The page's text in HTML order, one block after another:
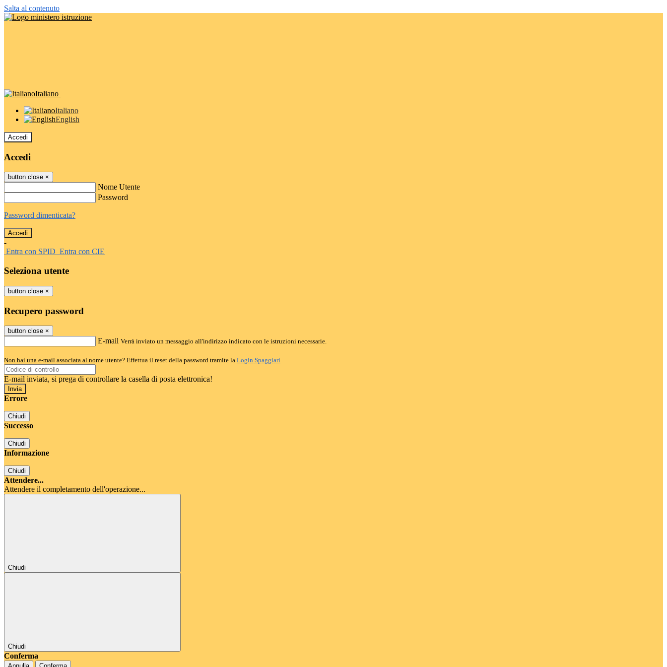
Salta al contenuto
Italiano
Italiano
English
Accedi
Accedi
button close ×
Nome Utente
Password
Password dimenticata?
-
Entra con SPID Entra con CIE
Seleziona utente
button close ×
Recupero password
button close ×
E-mail Verrà inviato un messaggio all'indirizzo indicato con le istruzioni necessarie.
Non hai una e-mail associata al nome utente? Effettua il reset della password tramite la Login Spaggiari
E-mail inviata, si prega di controllare la casella di posta elettronica!
Errore
Chiudi
Successo
Chiudi
Informazione
Chiudi
Attendere...
Attendere il completamento dell'operazione...
Chiudi
Chiudi
Conferma